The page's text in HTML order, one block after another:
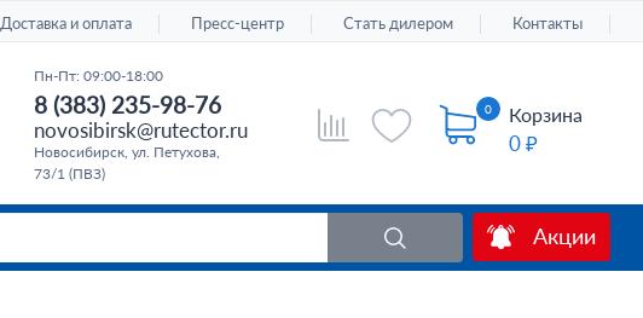
Доставка и оплата Пресс-центр Стать дилером Контакты
0 Корзина
0 ₽
Пн-Пт: 09:00-18:00
8 (383) 235-98-76
novosibirsk@rutector.ru
Новосибирск, ул. Петухова,
73/1 (ПВЗ)
Акции